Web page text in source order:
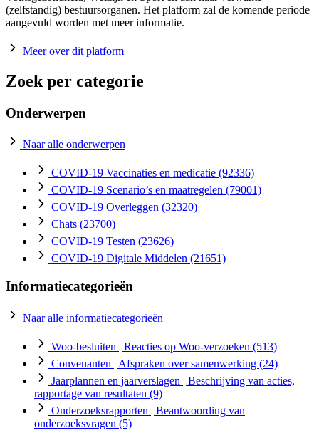
(zelfstandig) bestuursorganen. Het platform zal de komende periode
aangevuld worden met meer informatie.
Meer over dit platform
Zoek per categorie
Onderwerpen
Naar alle onderwerpen
COVID-19 Vaccinaties en medicatie (92336)
COVID-19 Scenario’s en maatregelen (79001)
COVID-19 Overleggen (32320)
Chats (23700)
COVID-19 Testen (23626)
COVID-19 Digitale Middelen (21651)
Informatiecategorieën
Naar alle informatiecategorieën
Woo-besluiten | Reacties op Woo-verzoeken (513)
Convenanten | Afspraken over samenwerking (24)
Jaarplannen en jaarverslagen | Beschrijving van acties,
rapportage van resultaten (9)
Onderzoeksrapporten | Beantwoording van
onderzoeksvragen (5)